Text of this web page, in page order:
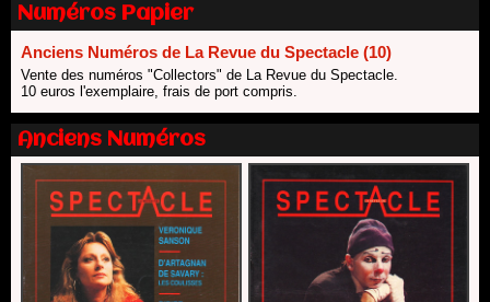
Les 10 lauréats du Fonds Grandes Formes Théâtre 2026
SACD
13/06/2026
Nomination de Nathalie Garraud et Olivier Saccomano à la
direction du Théâtre de Gennevilliers - CDN
13/06/2026
Dispositif SACD Auteurs d'espaces : les lauréats 2026
18/03/2026
Numéros Papier
Anciens Numéros de La Revue du Spectacle (10)
Vente des numéros "Collectors" de La Revue du Spectacle.
10 euros l'exemplaire, frais de port compris.
Anciens Numéros